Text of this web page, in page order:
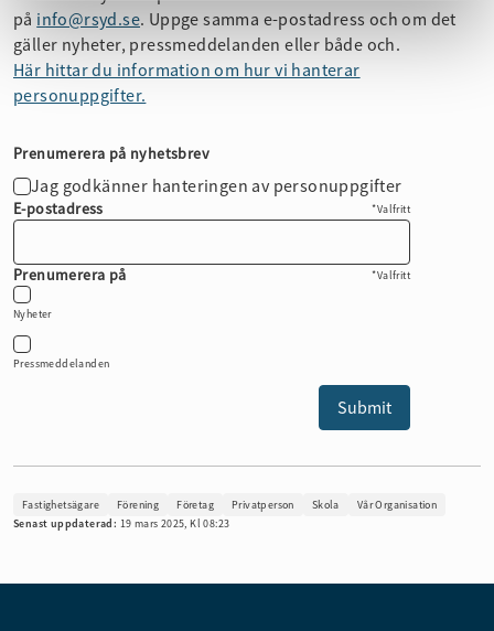
på info@rsyd.se. Uppge samma e-postadress och om det
gäller nyheter, pressmeddelanden eller både och.
Här hittar du information om hur vi hanterar
personuppgifter.
Prenumerera på nyhetsbrev
Jag godkänner hanteringen av personuppgifter
E-postadress *Valfritt
Prenumerera på *Valfritt
Nyheter
Pressmeddelanden
Fastighetsägare Förening Företag Privatperson Skola
Vår Organisation
Senast uppdaterad: 19 mars 2025, Kl 08:23